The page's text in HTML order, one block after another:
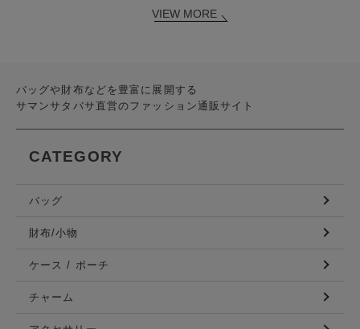
VIEW MORE
バッグや財布などを豊富に展開する
サマンサタバサ直営のファッション通販サイト
CATEGORY
バッグ
財布/小物
ケース / ポーチ
チャーム